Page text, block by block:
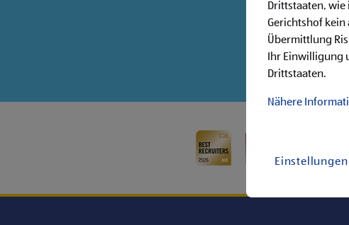
Entdecke
Drittstaaten, wie
Gerichtshof kein
Übermittlung
Ihr Einwilligung
Drittstaaten.
Nähere
Einstellungen